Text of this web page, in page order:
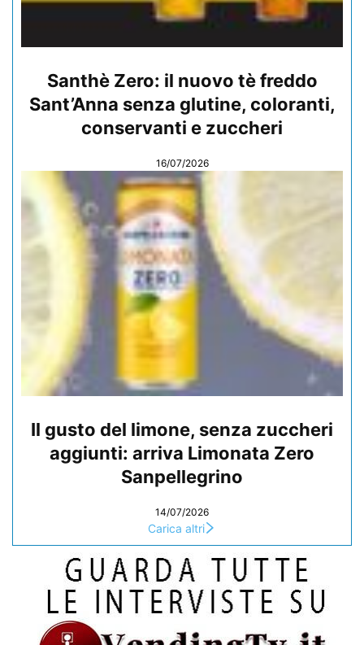
Santhè Zero: il nuovo tè freddo
Sant’Anna senza glutine, coloranti,
conservanti e zuccheri
16/07/2026
Il gusto del limone, senza zuccheri
aggiunti: arriva Limonata Zero
Sanpellegrino
14/07/2026
Carica altri